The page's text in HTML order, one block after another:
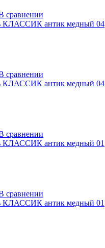
сравнении
КЛАССИК антик медный 04
сравнении
КЛАССИК антик медный 04
сравнении
КЛАССИК антик медный 01
сравнении
КЛАССИК антик медный 01